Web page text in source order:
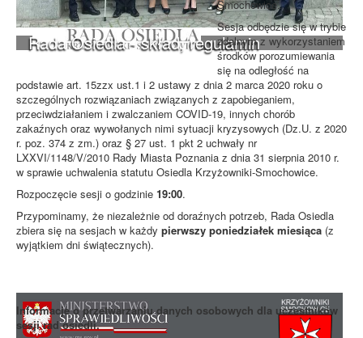
Rada Osiedla - skład, regulamin
Smochowice.
Sesja odbędzie się w trybie
zdalnym z wykorzystaniem
środków porozumiewania
się na odległość na
podstawie art. 15zzx ust.1 i 2 ustawy z dnia 2 marca 2020 roku o
szczególnych rozwiązaniach związanych z zapobieganiem,
przeciwdziałaniem i zwalczaniem COVID-19, innych chorób
zakaźnych oraz wywołanych nimi sytuacji kryzysowych (Dz.U. z 2020
r. poz. 374 z zm.) oraz § 27 ust. 1 pkt 2 uchwały nr
LXXVI/1148/V/2010 Rady Miasta Poznania z dnia 31 sierpnia 2010 r.
w sprawie uchwalenia statutu Osiedla Krzyżowniki-Smochowice.
Rozpoczęcie sesji o godzinie 19:00.
Przypominamy, że niezależnie od doraźnych potrzeb, Rada Osiedla
zbiera się na sesjach w każdy pierwszy poniedziałek miesiąca (z
wyjątkiem dni świątecznych).
Informacje o przetwarzaniu danych osobowych dla uczestników
sesji rad osiedli.